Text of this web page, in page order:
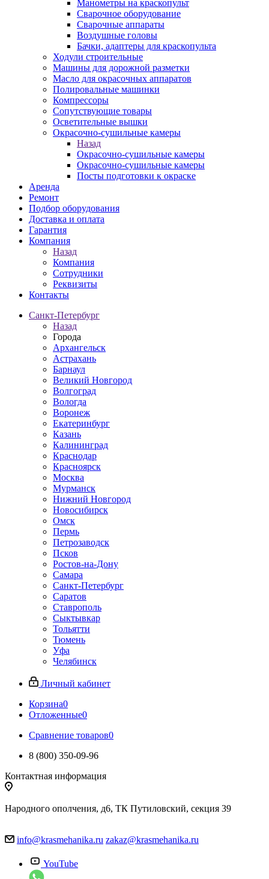
Манометры на краскопульт
Сварочное оборудование
Сварочные аппараты
Воздушные головы
Бачки, адаптеры для краскопульта
Ходули строительные
Машины для дорожной разметки
Масло для окрасочных аппаратов
Полировальные машинки
Компрессоры
Сопутствующие товары
Осветительные вышки
Окрасочно-сушильные камеры
Назад
Окрасочно-сушильные камеры
Окрасочно-сушильные камеры
Посты подготовки к окраске
Аренда
Ремонт
Подбор оборудования
Доставка и оплата
Гарантия
Компания
Назад
Компания
Сотрудники
Реквизиты
Контакты
Санкт-Петербург
Назад
Города
Архангельск
Астрахань
Барнаул
Великий Новгород
Волгоград
Вологда
Воронеж
Екатеринбург
Казань
Калининград
Краснодар
Красноярск
Москва
Мурманск
Нижний Новгород
Новосибирск
Омск
Пермь
Петрозаводск
Псков
Ростов-на-Дону
Самара
Санкт-Петербург
Саратов
Ставрополь
Сыктывкар
Тольятти
Тюмень
Уфа
Челябинск
Личный кабинет
Корзина0
Отложенные0
Сравнение товаров0
8 (800) 350-09-96
Контактная информация
Народного ополчения, д6, ТК Путиловский, секция 39
info@krasmehanika.ru zakaz@krasmehanika.ru
YouTube